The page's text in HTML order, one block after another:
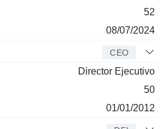
52
08/07/2024
CEO
Director Ejecutivo
50
01/01/2012